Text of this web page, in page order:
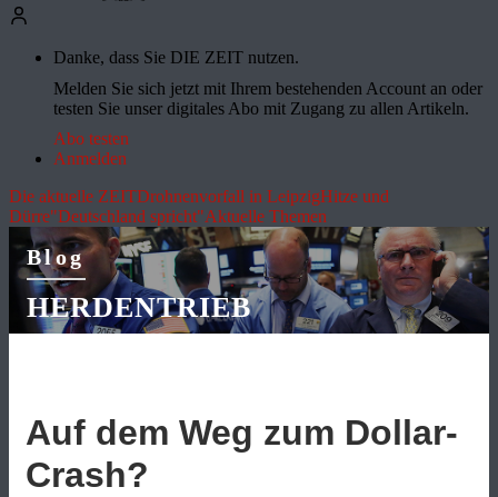
Danke, dass Sie DIE ZEIT nutzen.
Melden Sie sich jetzt mit Ihrem bestehenden Account an oder
testen Sie unser digitales Abo mit Zugang zu allen Artikeln.
Abo testen
Anmelden
Die aktuelle ZEITDrohnenvorfall in LeipzigHitze und
Dürre"Deutschland spricht"Aktuelle Themen
Blog
HERDENTRIEB
Auf dem Weg zum Dollar-
Crash?